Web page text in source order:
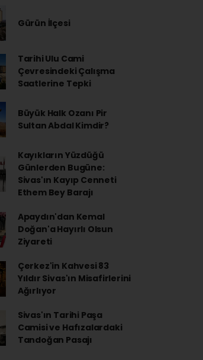
Gürün İlçesi
Tarihi Ulu Cami
Çevresindeki Çalışma
Saatlerine Tepki
Büyük Halk Ozanı Pir
Sultan Abdal Kimdir?
Kayıkların Yüzdüğü
Günlerden Bugüne:
Sivas'ın Kayıp Cenneti
Ethem Bey Barajı
Apaydın'dan Kemal
Doğan'a Hayırlı Olsun
Ziyareti
Çerkez'in Kahvesi 83
Yıldır Sivas'ın Misafirlerini
Ağırlıyor
Sivas'ın Tarihi Paşa
Camisi ve Hafızalardaki
Tandoğan Pasajı